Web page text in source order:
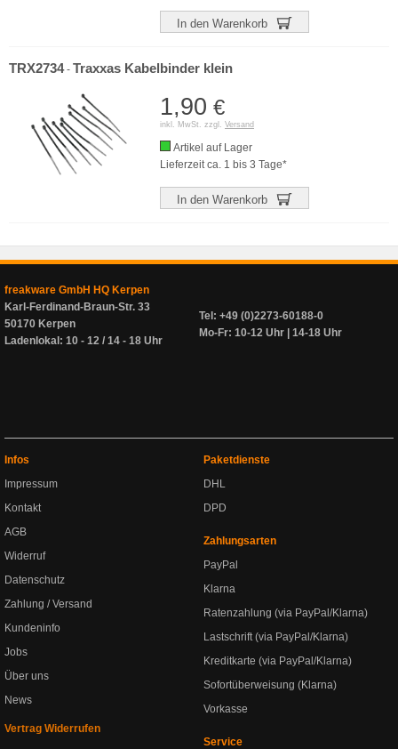
In den Warenkorb
TRX2734- Traxxas Kabelbinder klein
1,90 €
inkl. MwSt. zzgl. Versand
Artikel auf Lager
Lieferzeit ca. 1 bis 3 Tage*
In den Warenkorb
freakware GmbH HQ Kerpen
Karl-Ferdinand-Braun-Str. 33
50170 Kerpen
Ladenlokal: 10 - 12 / 14 - 18 Uhr
Tel: +49 (0)2273-60188-0
Mo-Fr: 10-12 Uhr | 14-18 Uhr
Infos
Impressum
Kontakt
AGB
Widerruf
Datenschutz
Zahlung / Versand
Kundeninfo
Jobs
Über uns
News
Vertrag Widerrufen
Paketdienste
DHL
DPD
Zahlungsarten
PayPal
Klarna
Ratenzahlung (via PayPal/Klarna)
Lastschrift (via PayPal/Klarna)
Kreditkarte (via PayPal/Klarna)
Sofortüberweisung (Klarna)
Vorkasse
Service